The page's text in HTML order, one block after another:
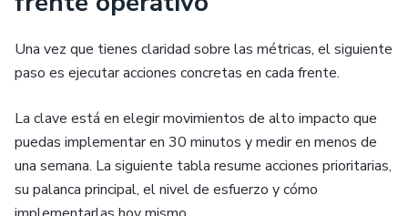
Una vez que tienes claridad sobre las métricas, el siguiente
paso es ejecutar acciones concretas en cada frente.
La clave está en elegir movimientos de alto impacto que
puedas implementar en 30 minutos y medir en menos de
una semana. La siguiente tabla resume acciones prioritarias,
su palanca principal, el nivel de esfuerzo y cómo